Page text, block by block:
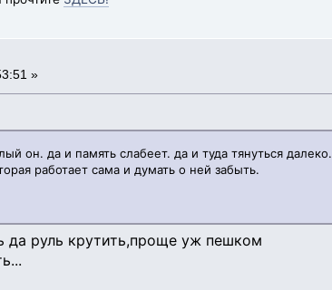
»
он. да и память слабеет. да и туда тянуться далеко.
работает сама и думать о ней забыть.
руль крутить,проще уж пешком